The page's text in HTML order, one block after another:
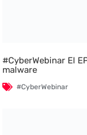
#CyberWebinar El
malware
#CyberWebinar